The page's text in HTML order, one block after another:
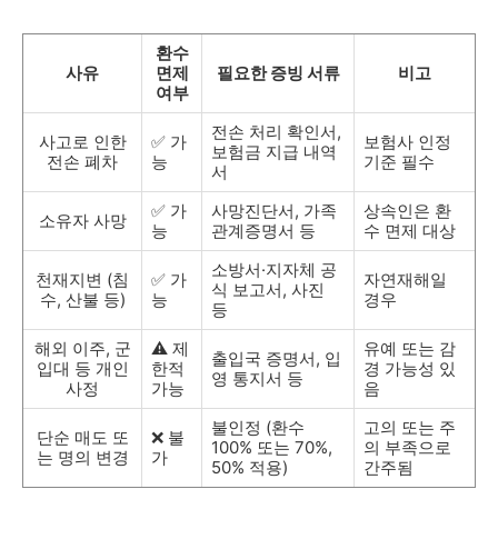
사유
환수
면제
여부
필요한 증빙 서류 비고
사고로 인한
전손 폐차
✅ 가
능
전손 처리 확인서,
보험금 지급 내역
서
보험사 인정
기준 필수
소유자 사망
✅ 가
능
사망진단서, 가족
관계증명서 등
상속인은 환
수 면제 대상
천재지변 (침
수, 산불 등)
✅ 가
능
소방서·지자체 공
식 보고서, 사진
등
자연재해일
경우
해외 이주, 군
입대 등 개인
사정
⚠️ 제
한적
가능
출입국 증명서, 입
영 통지서 등
유예 또는 감
경 가능성 있
음
단순 매도 또
는 명의 변경
❌ 불
가
불인정 (환수
100% 또는 70%,
50% 적용)
고의 또는 주
의 부족으로
간주됨